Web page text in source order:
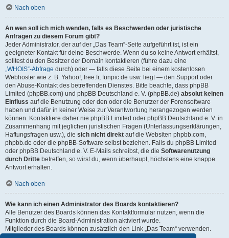
Nach oben
An wen soll ich mich wenden, falls es Beschwerden oder juristische
Anfragen zu diesem Forum gibt?
Jeder Administrator, der auf der „Das Team“-Seite aufgeführt ist, ist ein
geeigneter Kontakt für deine Beschwerde. Wenn du so keine Antwort erhältst,
solltest du den Besitzer der Domain kontaktieren (führe dazu eine
„WHOIS“-Abfrage durch) oder — falls diese Seite bei einem kostenlosen
Webhoster wie z. B. Yahoo!, free.fr, funpic.de usw. liegt — den Support oder
den Abuse-Kontakt des betreffenden Dienstes. Bitte beachte, dass phpBB
Limited (phpBB.com) und phpBB Deutschland e. V. (phpBB.de) absolut keinen
Einfluss auf die Benutzung oder den oder die Benutzer der Forensoftware
haben und dafür in keiner Weise zur Verantwortung herangezogen werden
können. Kontaktiere daher nie phpBB Limited oder phpBB Deutschland e. V. in
Zusammenhang mit jeglichen juristischen Fragen (Unterlassungserklärungen,
Haftungsfragen usw.), die sich nicht direkt auf die Websiten phpbb.com,
phpbb.de oder die phpBB-Software selbst beziehen. Falls du phpBB Limited
oder phpBB Deutschland e. V. E-Mails schreibst, die die Softwarenutzung
durch Dritte betreffen, so wirst du, wenn überhaupt, höchstens eine knappe
Antwort erhalten.
Nach oben
Wie kann ich einen Administrator des Boards kontaktieren?
Alle Benutzer des Boards können das Kontaktformular nutzen, wenn die
Funktion durch die Board-Administration aktiviert wurde.
Mitglieder des Boards können zusätzlich den Link „Das Team“ verwenden.